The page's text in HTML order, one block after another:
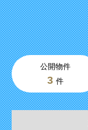
公開物件
3 件